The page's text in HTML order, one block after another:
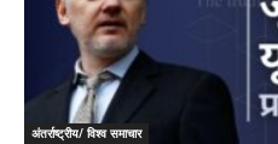
अंतर्राष्ट्रीय/ विश्व समाचार